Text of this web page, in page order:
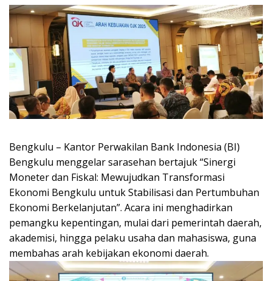
Bengkulu – Kantor Perwakilan Bank Indonesia (BI)
Bengkulu menggelar sarasehan bertajuk “Sinergi
Moneter dan Fiskal: Mewujudkan Transformasi
Ekonomi Bengkulu untuk Stabilisasi dan Pertumbuhan
Ekonomi Berkelanjutan”. Acara ini menghadirkan
pemangku kepentingan, mulai dari pemerintah daerah,
akademisi, hingga pelaku usaha dan mahasiswa, guna
membahas arah kebijakan ekonomi daerah.